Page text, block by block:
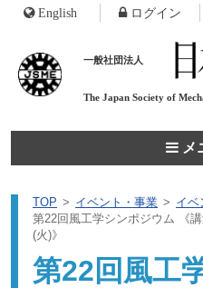
一般社団法人
The Japan Society of
メ
English ログイン
TOP イベント・事業
イベ
第22回風工学シンポジウム 《
(火)》
第22回風工